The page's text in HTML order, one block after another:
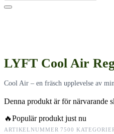
LYFT Cool Air
Cool Air – en fräsch upplevelse av
Denna produkt är för närvarande
🔥Populär produkt just nu
ARTIKELNUMMER7500